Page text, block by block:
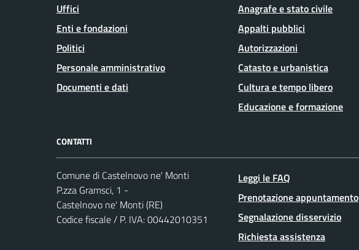
Uffici
Enti e fondazioni
Politici
Personale amministrativo
Documenti e dati
Anagrafe e stato civile
Appalti pubblici
Autorizzazioni
Catasto e urbanistica
Cultura e tempo libero
Educazione e formazione
CONTATTI
Comune di Castelnovo ne' Monti
P.zza Gramsci, 1 -
Castelnovo ne' Monti (RE)
Codice fiscale / P. IVA: 00442010351
Leggi le FAQ
Prenotazione appuntamento
Segnalazione disservizio
Richiesta assistenza